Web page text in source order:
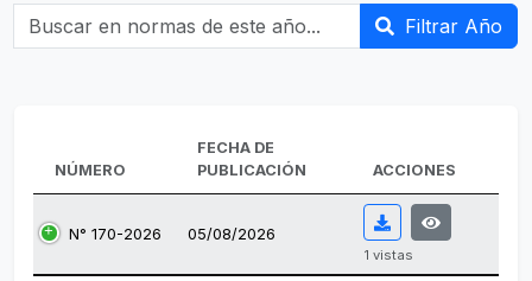
Buscar en normas de este año... Filtrar Año
NÚMERO
FECHA DE
PUBLICACIÓN
ACCIONES
N° 170-2026 05/08/2026
1 vistas